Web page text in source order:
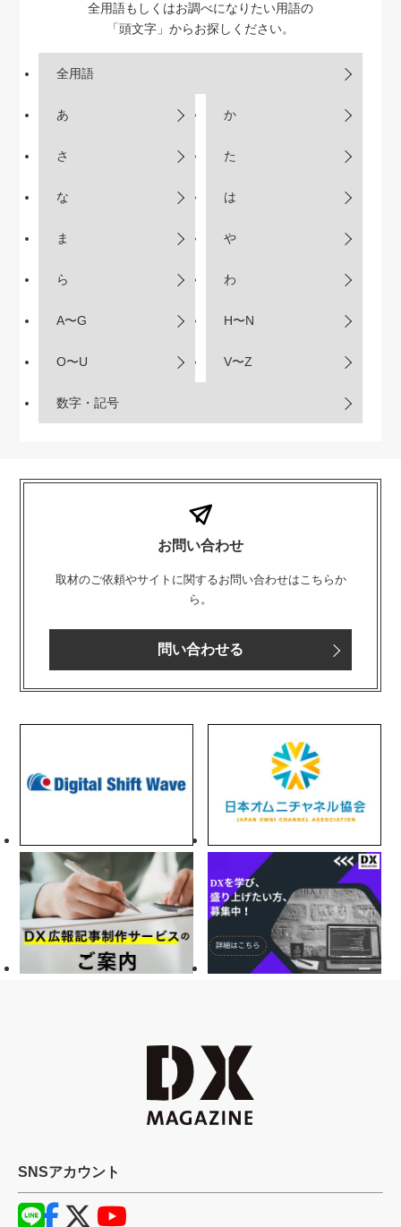
全用語もしくはお調べになりたい用語の
「頭文字」からお探しください。
全用語
あ か
さ た
な は
ま や
ら わ
A〜G H〜N
O〜U V〜Z
数字・記号
お問い合わせ
取材のご依頼やサイトに関するお問い合わせはこちらか
ら。
問い合わせる
SNSアカウント